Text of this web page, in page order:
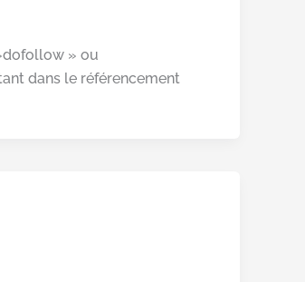
» ou
dans le référencement